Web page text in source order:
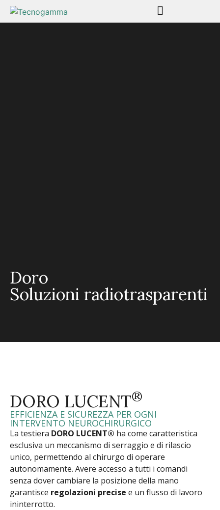
Doro
Soluzioni radiotrasparenti
DORO LUCENT®
EFFICIENZA E SICUREZZA PER OGNI
INTERVENTO NEUROCHIRURGICO
La testiera DORO LUCENT® ha come caratteristica
esclusiva un meccanismo di serraggio e di rilascio
unico, permettendo al chirurgo di operare
autonomamente. Avere accesso a tutti i comandi
senza dover cambiare la posizione della mano
garantisce regolazioni precise e un flusso di lavoro
ininterrotto.